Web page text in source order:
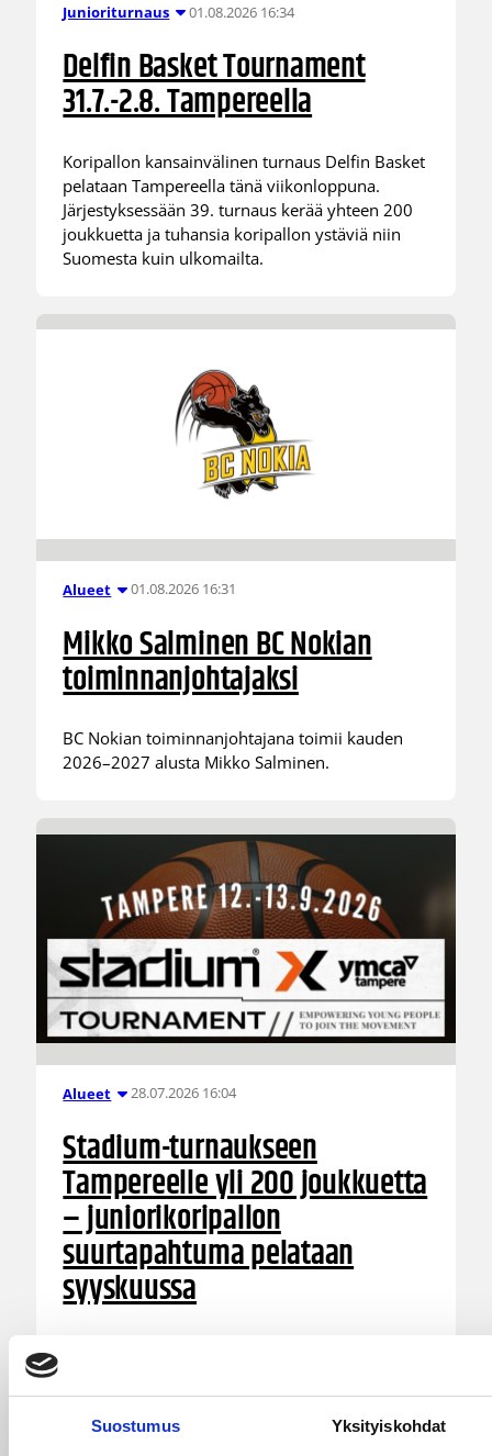
Suostumus Yksityiskohdat
Junioriturnaus 01.08.2026 16:34
Delfin Basket Tournament
31.7.-2.8. Tampereella
Koripallon kansainvälinen turnaus Delfin Basket
pelataan Tampereella tänä viikonloppuna.
Järjestyksessään 39. turnaus kerää yhteen 200
joukkuetta ja tuhansia koripallon ystäviä niin
Suomesta kuin ulkomailta.
Alueet 01.08.2026 16:31
Mikko Salminen BC Nokian
toiminnanjohtajaksi
BC Nokian toiminnanjohtajana toimii kauden
2026–2027 alusta Mikko Salminen.
Alueet 28.07.2026 16:04
Stadium-turnaukseen
Tampereelle yli 200 joukkuetta
– juniorikoripallon
suurtapahtuma pelataan
syyskuussa
pelataan 12.–13. syyskuuta yksi Suomen
suurimmista ja Pirkanmaan suurin